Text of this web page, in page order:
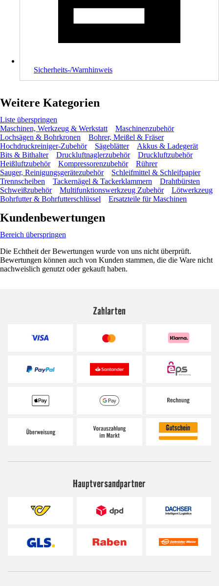
Sicherheits-/Warnhinweis
Weitere Kategorien
Liste überspringen
Maschinen, Werkzeug & Werkstatt
Maschinenzubehör
Lochsägen & Bohrkronen
Bohrer, Meißel & Fräser
Hochdruckreiniger-Zubehör
Sägeblätter
Akkus & Ladegerät
Bits & Bithalter
Druckluftnaglerzubehör
Druckluftzubehör
Heißluftzubehör
Kompressorenzubehör
Rührer
Sauger, Reinigungsgerätezubehör
Schleifmittel & Schleifpapier
Trennscheiben
Tackernägel & Tackerklammern
Drahtbürsten
Schweißzubehör
Multifunktionswerkzeug Zubehör
Lötwerkzeug
Bohrfutter & Bohrfutterschlüssel
Ersatzteile für Maschinen
Kundenbewertungen
Bereich überspringen
Die Echtheit der Bewertungen wurde von uns nicht überprüft.
Bewertungen können auch von Kunden stammen, die die Ware nicht
nachweislich genutzt oder gekauft haben.
Zahlarten
Hauptversandpartner